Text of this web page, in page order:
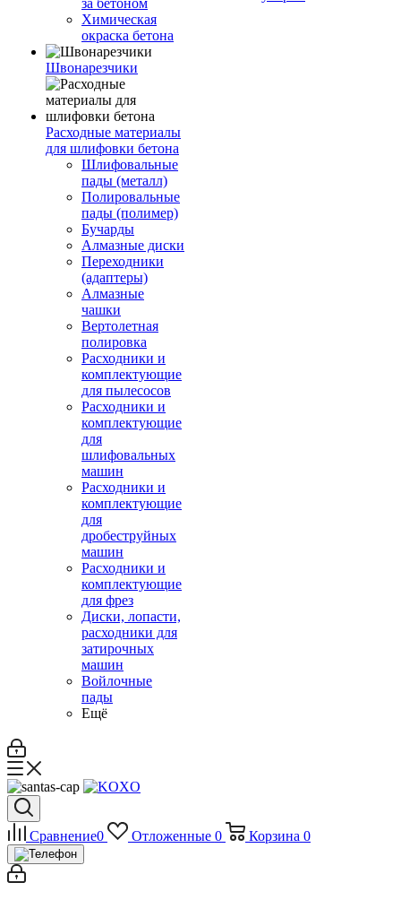
за бетоном
Химическая
окраска бетона
Швонарезчики
Расходные материалы
для шлифовки бетона
Шлифовальные
пады (металл)
Полировальные
пады (полимер)
Бучарды
Алмазные диски
Переходники
(адаптеры)
Алмазные
чашки
Вертолетная
полировка
Расходники и
комплектующие
для пылесосов
Расходники и
комплектующие
для
шлифовальных
машин
Расходники и
комплектующие
для
дробеструйных
машин
Расходники и
комплектующие
для фрез
Диски, лопасти,
расходники для
затирочных
машин
Войлочные
пады
Ещё
Сравнение0 Отложенные 0 Корзина 0